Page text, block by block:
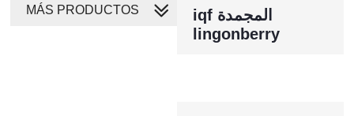
iqf المجمدة
lingonberry
MÁS PRODUCTOS